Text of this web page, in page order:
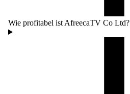
Wie profitabel ist AfreecaTV Co Ltd?